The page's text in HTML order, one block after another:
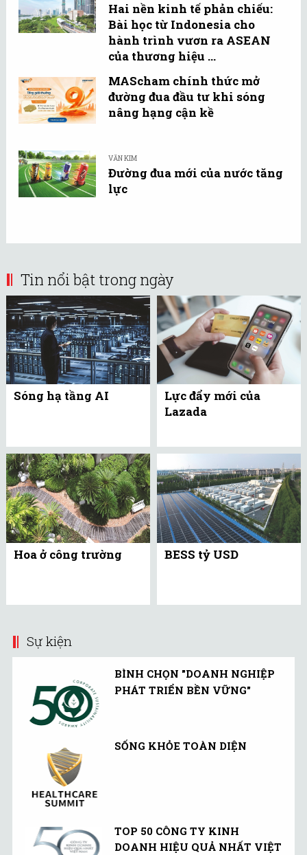
Hai nền kinh tế phản chiếu:
Bài học từ Indonesia cho
hành trình vươn ra ASEAN
của thương hiệu ...
MAScham chính thức mở
đường đua đầu tư khi sóng
nâng hạng cận kề
VĂN KIM
Đường đua mới của nước tăng
lực
Tin nổi bật trong ngày
Sóng hạ tầng AI
Lực đẩy mới của
Lazada
Hoa ở công trường BESS tỷ USD
Sự kiện
BÌNH CHỌN "DOANH NGHIỆP
PHÁT TRIỂN BỀN VỮNG"
SỐNG KHỎE TOÀN DIỆN
TOP 50 CÔNG TY KINH
DOANH HIỆU QUẢ NHẤT VIỆT